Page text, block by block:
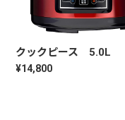
クックピース 5.0L
¥14,800